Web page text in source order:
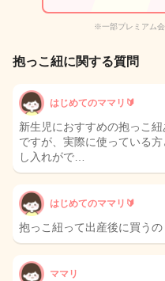
※一部プレミアム
抱っこ紐に関する質問
はじめてのママリ🔰
新生児におすすめの抱っこ
ですが、実際に使っている
し入れがで…
はじめてのママリ🔰
抱っこ紐って出産後に買う
ママリ